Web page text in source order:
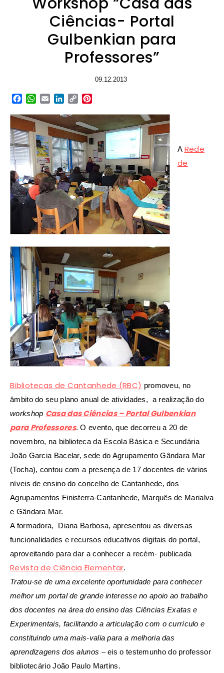
Ciências- Portal
Gulbenkian para
Professores”
09.12.2013
Facebook
WhatsApp
EmailLinkedIn
Copy
A Rede
de
Bibliotecas de Cantanhede (RBC) promoveu, no
âmbito do seu plano anual de atividades, a realização do
workshop Casa das Ciências – Portal Gulbenkian
para Professores. O evento, que decorreu a 20 de
novembro, na biblioteca da Escola Básica e Secundária
João Garcia Bacelar, sede do Agrupamento Gândara Mar
(Tocha), contou com a presença de 17 docentes de vários
níveis de ensino do concelho de Cantanhede, dos
Agrupamentos Finisterra-Cantanhede, Marquês de Marialva
e Gândara Mar.
A formadora, Diana Barbosa, apresentou as diversas
funcionalidades e recursos educativos digitais do portal,
aproveitando para dar a conhecer a recém- publicada
Revista de Ciência Elementar.
Tratou-se de uma excelente oportunidade para conhecer
melhor um portal de grande interesse no apoio ao trabalho
dos docentes na área do ensino das Ciências Exatas e
Experimentais, facilitando a articulação com o currículo e
constituindo uma mais-valia para a melhoria das
aprendizagens dos alunos – eis o testemunho do professor
bibliotecário João Paulo Martins.